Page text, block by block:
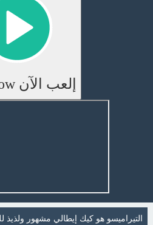
إلعب الآن Play Now
التيراميسو هو كيك إيطالي مشهور ولذيذ